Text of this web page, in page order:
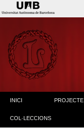
INICI PROJECTE
COL·LECCIONS